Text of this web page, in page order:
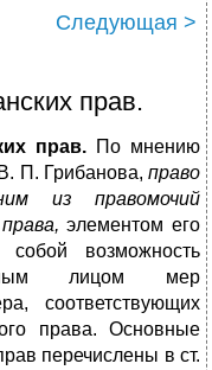
Следующая >
прав.
прав. По мнению
П. Грибанова, право
из правомочий
элементом его
собой возможность
лицом мер
соответствующих
права. Основные
перечислены в ст.